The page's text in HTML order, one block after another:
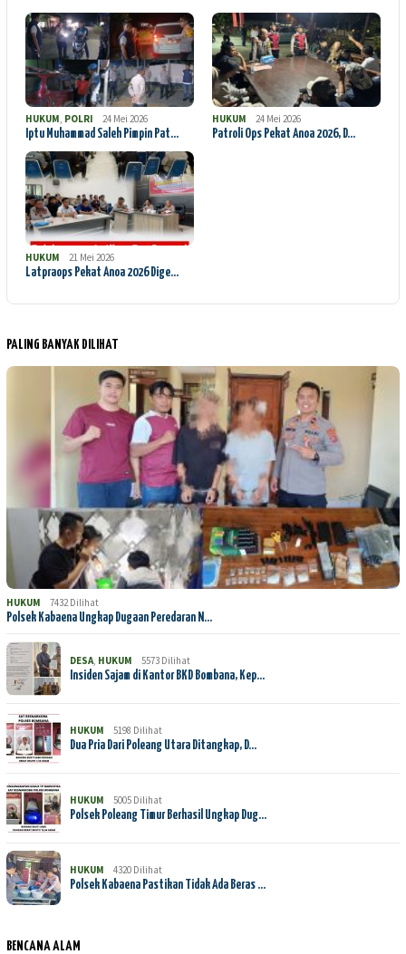
HUKUM POLRI
24 Mei 2026
Iptu Muhammad Saleh Pimpin Pat…
HUKUM
24 Mei 2026
Patroli Ops Pekat Anoa 2026, D…
HUKUM
21 Mei 2026
Latpraops Pekat Anoa 2026 Dige…
PALING BANYAK DILIHAT
HUKUM
7432 Dilihat
Polsek Kabaena Ungkap Dugaan Peredaran N…
DESA HUKUM
5573 Dilihat
Insiden Sajam di Kantor BKD Bombana, Kep…
HUKUM
5198 Dilihat
Dua Pria Dari Poleang Utara Ditangkap, D…
HUKUM
5005 Dilihat
Polsek Poleang Timur Berhasil Ungkap Dug…
HUKUM
4320 Dilihat
Polsek Kabaena Pastikan Tidak Ada Beras …
BENCANA ALAM